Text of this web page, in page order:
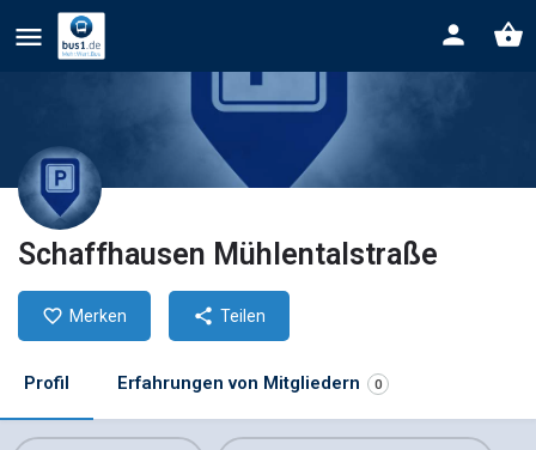
Schaffhausen Mühlentalstraße
Merken Teilen
Profil Erfahrungen von Mitgliedern 0